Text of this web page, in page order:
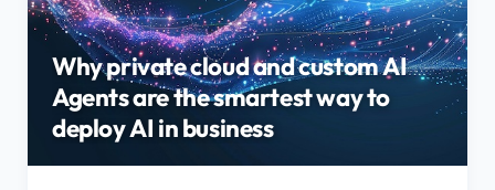
Why private cloud and custom AI
Agents are the smartest way to
deploy AI in business